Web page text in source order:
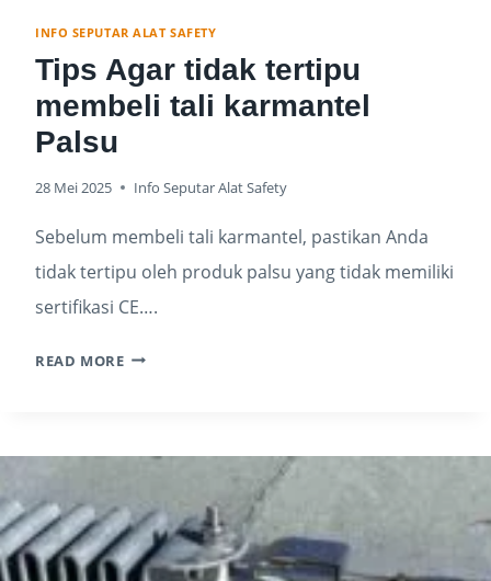
INFO SEPUTAR ALAT SAFETY
Tips Agar tidak tertipu
membeli tali karmantel
Palsu
28 Mei 2025 Info Seputar Alat Safety
Sebelum membeli tali karmantel, pastikan Anda
tidak tertipu oleh produk palsu yang tidak memiliki
sertifikasi CE….
READ MORE